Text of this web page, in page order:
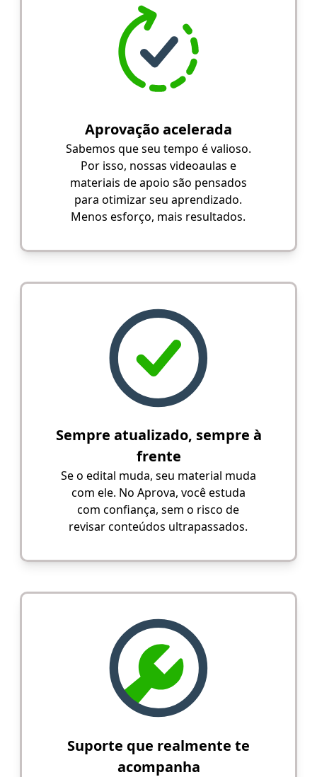
Aprovação acelerada
Sabemos que seu tempo é valioso.
Por isso, nossas videoaulas e
materiais de apoio são pensados
para otimizar seu aprendizado.
Menos esforço, mais resultados.
Sempre atualizado, sempre à
frente
Se o edital muda, seu material muda
com ele. No Aprova, você estuda
com confiança, sem o risco de
revisar conteúdos ultrapassados.
Suporte que realmente te
acompanha